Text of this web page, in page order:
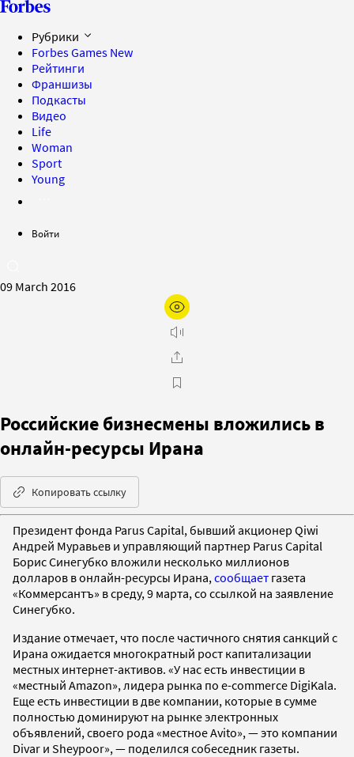
Рубрики
Forbes Games New
Рейтинги
Франшизы
Подкасты
Видео
Life
Woman
Sport
Young
Войти
09 March 2016
Российские бизнесмены вложились в
онлайн-ресурсы Ирана
Копировать ссылку
Президент фонда Parus Capital, бывший акционер Qiwi
Андрей Муравьев и управляющий партнер Parus Capital
Борис Синегубко вложили несколько миллионов
долларов в онлайн-ресурсы Ирана, сообщает газета
«Коммерсантъ» в среду, 9 марта, со ссылкой на заявление
Синегубко.
Издание отмечает, что после частичного снятия санкций с
Ирана ожидается многократный рост капитализации
местных интернет-активов. «У нас есть инвестиции в
«местный Amazon», лидера рынка по e-commerce DigiKala.
Еще есть инвестиции в две компании, которые в сумме
полностью доминируют на рынке электронных
объявлений, своего рода «местное Avito», — это компании
Divar и Sheypoor», — поделился собеседник газеты.